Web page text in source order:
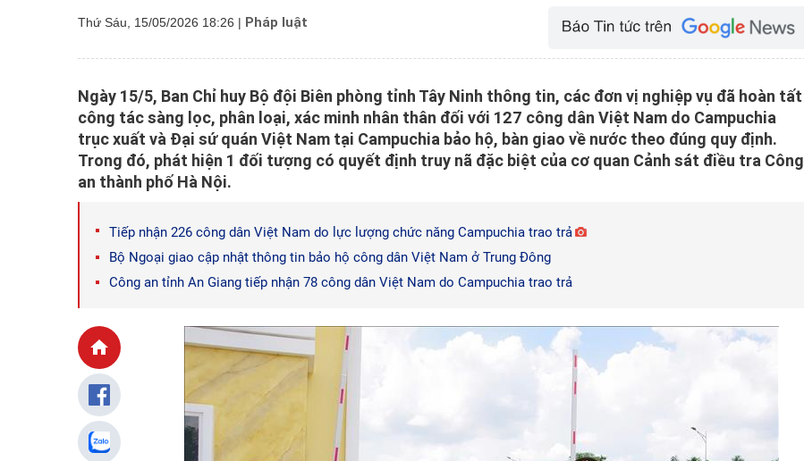
Thứ Sáu, 15/05/2026 18:26 | Pháp luật
Ngày 15/5, Ban Chỉ huy Bộ đội Biên phòng tỉnh Tây Ninh thông tin, các đơn vị nghiệp vụ đã hoàn tất
công tác sàng lọc, phân loại, xác minh nhân thân đối với 127 công dân Việt Nam do Campuchia
trục xuất và Đại sứ quán Việt Nam tại Campuchia bảo hộ, bàn giao về nước theo đúng quy định.
Trong đó, phát hiện 1 đối tượng có quyết định truy nã đặc biệt của cơ quan Cảnh sát điều tra Công
an thành phố Hà Nội.
Tiếp nhận 226 công dân Việt Nam do lực lượng chức năng Campuchia trao trả
Bộ Ngoại giao cập nhật thông tin bảo hộ công dân Việt Nam ở Trung Đông
Công an tỉnh An Giang tiếp nhận 78 công dân Việt Nam do Campuchia trao trả